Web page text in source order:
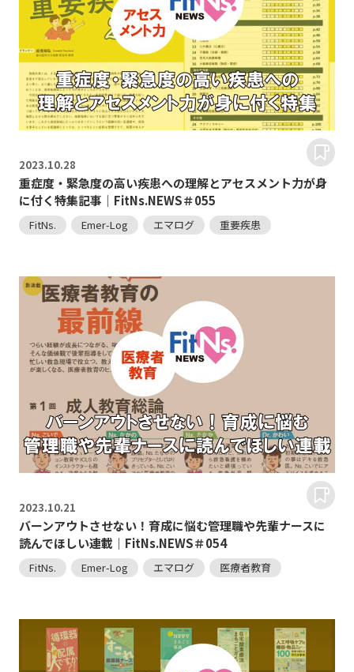
2023.10.28
重症度・緊急度の高い疾患への理解とアセスメント力が身
に付く特集記事｜FitNs.NEWS＃055
FitNs. Emer-Log エマログ 重要疾患
2023.10.21
バーンアウトさせない！育成に悩む管理職や先輩ナースに
読んでほしい連載｜FitNs.NEWS＃054
FitNs. Emer-Log エマログ 医療者教育